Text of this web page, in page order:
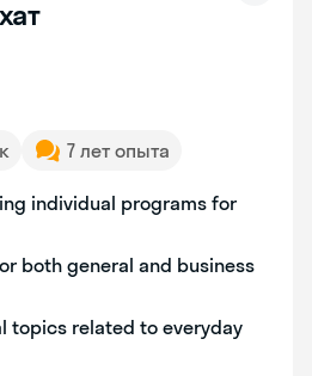
7 лет опыта
individual programs for
both general and business
topics related to everyday